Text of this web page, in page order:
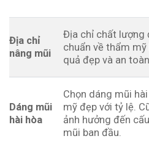
Địa chỉ
nâng mũi
Địa chỉ chất lượng
chuẩn về thẩm
quả đẹp và an toàn.
Dáng mũi
hài hòa
Chọn dáng mũi
mỹ đẹp với tỷ lệ.
ảnh hưởng đến
mũi ban đầu.